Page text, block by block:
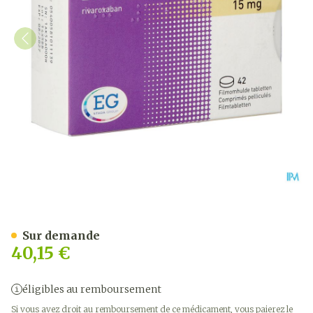
40,15 €
éligibles au remboursement
Si vous avez droit au remboursement de ce médicament, vous paierez le
Sur demande